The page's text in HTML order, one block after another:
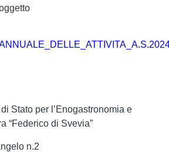
Stato per l’Enogastronomia e
“Federico di Svevia”
n.2